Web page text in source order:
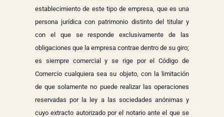
establecimiento de este tipo de empresa, que es una
persona jurídica con patrimonio distinto del titular y
con el que se responde exclusivamente de las
obligaciones que la empresa contrae dentro de su giro;
es siempre comercial y se rige por el Código de
Comercio cualquiera sea su objeto, con la limitación
de que solamente no puede realizar las operaciones
reservadas por la ley a las sociedades anónimas y
cuyo extracto autorizado por el notario ante el que se